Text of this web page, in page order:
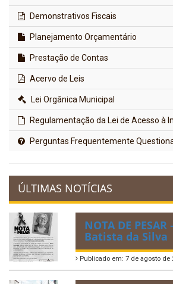
Demonstrativos Fiscais
Planejamento Orçamentário
Prestação de Contas
Acervo de Leis
Lei Orgânica Municipal
Regulamentação da Lei de Acesso à
Perguntas Frequentemente
ÚLTIMAS NOTÍCIAS
NOTA DE
Batista da Silva
Publicado em: 7 de agosto de